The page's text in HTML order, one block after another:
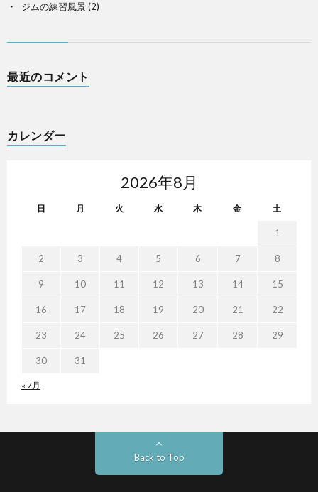
ジムの練習風景(2)
最近のコメント
カレンダー
2026年8月
日 月 火 水 木 金 土
« 7月
1
2 3 4 5 6 7 8
9 10 11 12 13 14 15
16 17 18 19 20 21 22
23 24 25 26 27 28 29
30 31
Back to Top